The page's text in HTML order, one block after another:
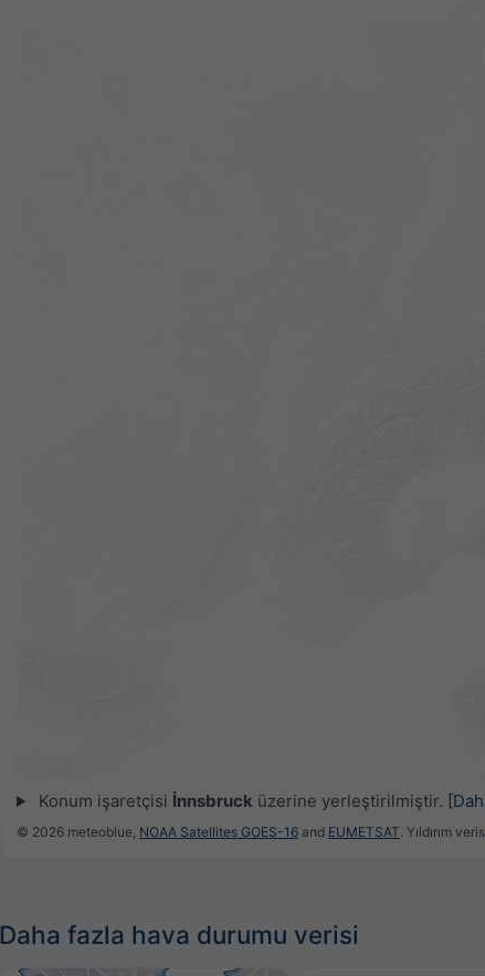
Konum işaretçisi İnnsbrucküzerine yerleştirilmiştir.
© 2026 meteoblue, NOAA Satellites GOES-16 and EUMETSAT. Yıldırım
Daha fazla hava durumu verisi